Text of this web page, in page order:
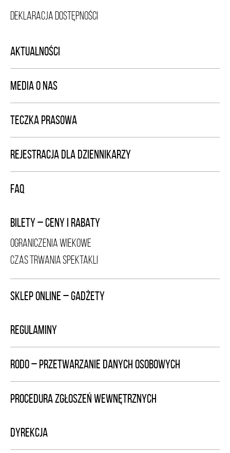
DEKLARACJA DOSTĘPNOŚCI
AKTUALNOŚCI
MEDIA O NAS
TECZKA PRASOWA
REJESTRACJA DLA DZIENNIKARZY
FAQ
BILETY – CENY I RABATY
OGRANICZENIA WIEKOWE
CZAS TRWANIA SPEKTAKLI
SKLEP ONLINE – GADŻETY
REGULAMINY
RODO – PRZETWARZANIE DANYCH OSOBOWYCH
PROCEDURA ZGŁOSZEŃ WEWNĘTRZNYCH
DYREKCJA